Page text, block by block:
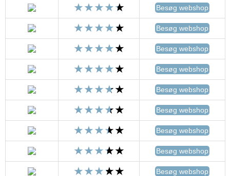
Besøg webshop
Besøg webshop
Besøg webshop
Besøg webshop
Besøg webshop
Besøg webshop
Besøg webshop
Besøg webshop
Besøg webshop